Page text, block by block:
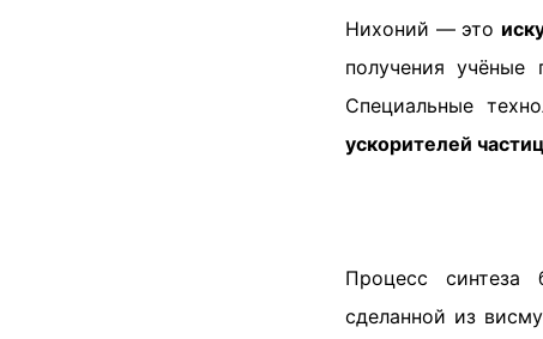
Нихоний — это
получения учёные
Специальные
ускорителей частиц
Процесс синтеза
сделанной из